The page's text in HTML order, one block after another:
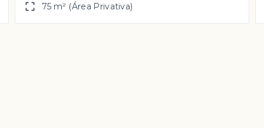
75 m² (Área Privativa)